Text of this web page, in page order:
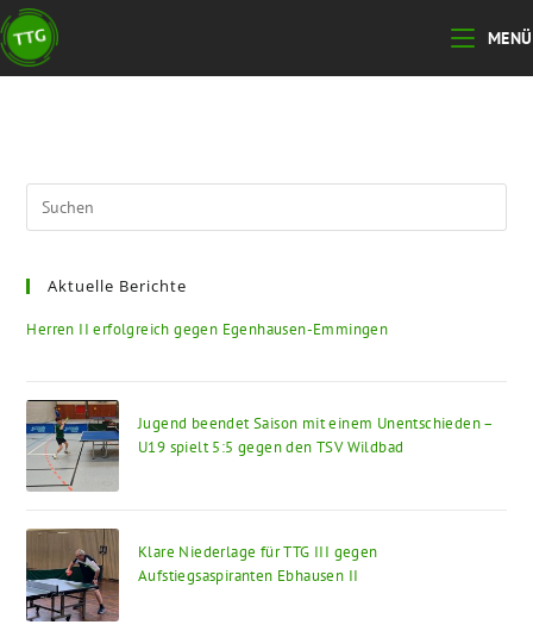
Zum
Inhalt
springen
MENÜ
Aktuelle Berichte
Herren II erfolgreich gegen Egenhausen-Emmingen
Jugend beendet Saison mit einem Unentschieden –
U19 spielt 5:5 gegen den TSV Wildbad
Klare Niederlage für TTG III gegen
Aufstiegsaspiranten Ebhausen II